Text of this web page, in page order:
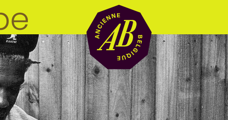
Zaalhuur